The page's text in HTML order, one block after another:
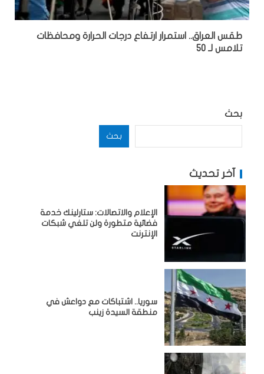
طقس العراق.. استمرار ارتفاع درجات الحرارة ومحافظات
تلامس لـ 50
بحث
بحث
آخر تحديث
الإعلام والاتصالات: ستارلينك خدمة
فضائية متطورة ولن تلغي شبكات
الإنترنت
سوريا.. اشتباكات مع دواعش في
منطقة السيدة زينب